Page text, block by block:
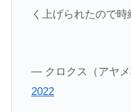
く上げられたので時
— クロクス（アヤ
2022